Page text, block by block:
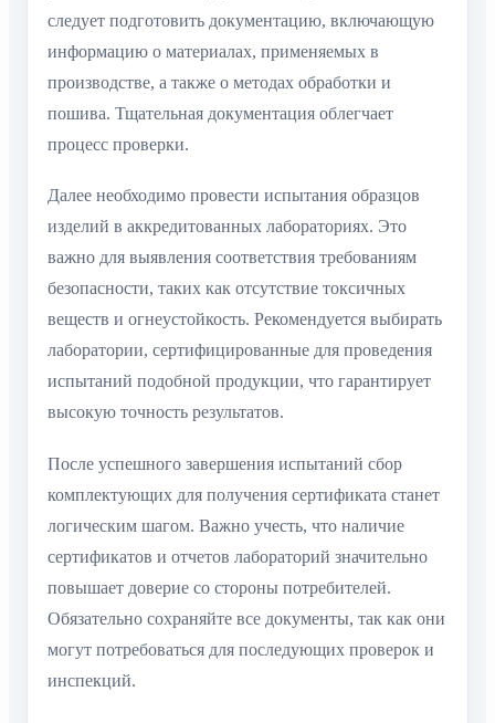
следует подготовить документацию, включающую
информацию о материалах, применяемых в
производстве, а также о методах обработки и
пошива. Тщательная документация облегчает
процесс проверки.
Далее необходимо провести испытания образцов
изделий в аккредитованных лабораториях. Это
важно для выявления соответствия требованиям
безопасности, таких как отсутствие токсичных
веществ и огнеустойкость. Рекомендуется выбирать
лаборатории, сертифицированные для проведения
испытаний подобной продукции, что гарантирует
высокую точность результатов.
После успешного завершения испытаний сбор
комплектующих для получения сертификата станет
логическим шагом. Важно учесть, что наличие
сертификатов и отчетов лабораторий значительно
повышает доверие со стороны потребителей.
Обязательно сохраняйте все документы, так как они
могут потребоваться для последующих проверок и
инспекций.